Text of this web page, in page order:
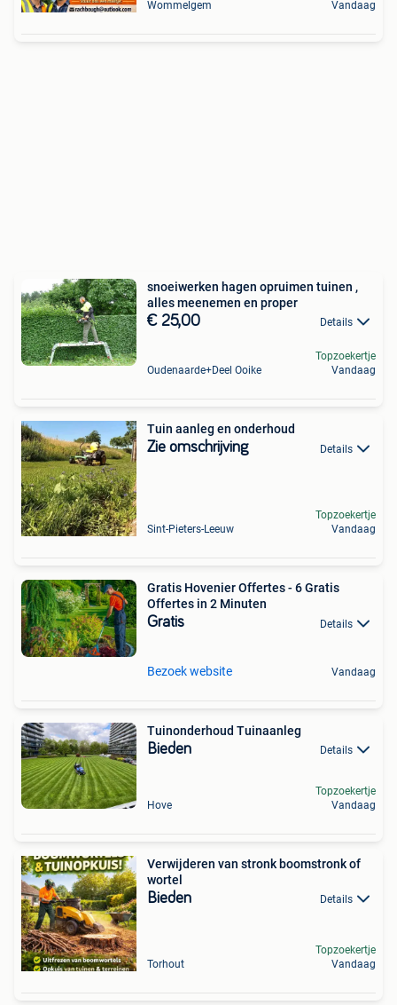
Wommelgem
Vandaag
snoeiwerken hagen opruimen tuinen ,
alles meenemen en proper
€ 25,00 Details
Oudenaarde+Deel Ooike
Topzoekertje
Vandaag
Tuin aanleg en onderhoud
Zie omschrijving Details
Sint-Pieters-Leeuw
Topzoekertje
Vandaag
Gratis Hovenier Offertes - 6 Gratis
Offertes in 2 Minuten
Gratis Details
Bezoek website Vandaag
Tuinonderhoud Tuinaanleg
Bieden Details
Hove
Topzoekertje
Vandaag
Verwijderen van stronk boomstronk of
wortel
Bieden Details
Torhout
Topzoekertje
Vandaag